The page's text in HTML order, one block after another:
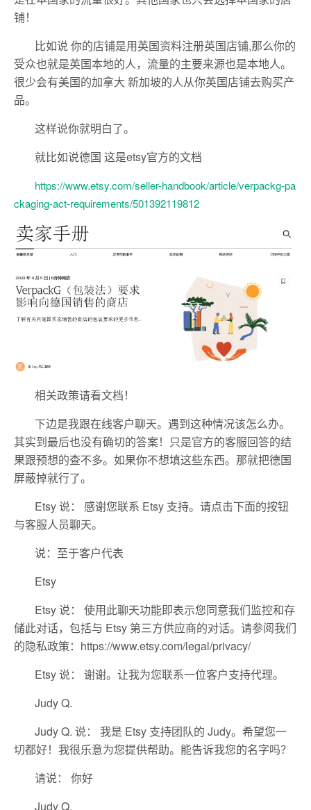
铺！
比如说 你的店铺是用英国资料注册英国店铺,那么你的
受众也就是英国本地的人，流量的主要来源也是本地人。
很少会有美国的加拿大 新加坡的人从你英国店铺去购买产
品。
这样说你就明白了。
就比如说德国 这是etsy官方的文档
https://www.etsy.com/seller-handbook/article/verpackg-pa
ckaging-act-requirements/501392119812
相关政策请看文档！
下边是我跟在线客户聊天。遇到这种情况该怎么办。
其实到最后也没有确切的答案！只是官方的客服回答的结
果跟预想的查不多。如果你不想填这些东西。那就把德国
屏蔽掉就行了。
Etsy 说： 感谢您联系 Etsy 支持。请点击下面的按钮
与客服人员聊天。
说：至于客户代表
Etsy
Etsy 说： 使用此聊天功能即表示您同意我们监控和存
储此对话，包括与 Etsy 第三方供应商的对话。请参阅我们
的隐私政策：https://www.etsy.com/legal/privacy/
Etsy 说： 谢谢。让我为您联系一位客户支持代理。
Judy Q.
Judy Q. 说： 我是 Etsy 支持团队的 Judy。希望您一
切都好！我很乐意为您提供帮助。能告诉我您的名字吗？
请说： 你好
Judy Q.